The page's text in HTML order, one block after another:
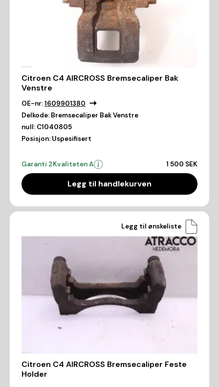
Citroen C4 AIRCROSS Bremsecaliper Bak
Venstre
OE-nr:1609901380
Delkode: Bremsecaliper Bak Venstre
null: C1040805
Posisjon: Uspesifisert
Garanti 2Kvaliteten A 1 500 SEK
Legg til handlekurven
Legg til ønskeliste
Citroen C4 AIRCROSS Bremsecaliper Feste
Holder